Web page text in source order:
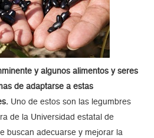
y algunos alimentos y seres
de adaptarse a estas
Uno de estos son las legumbres
de la Universidad estatal de
buscan adecuarse y mejorar la